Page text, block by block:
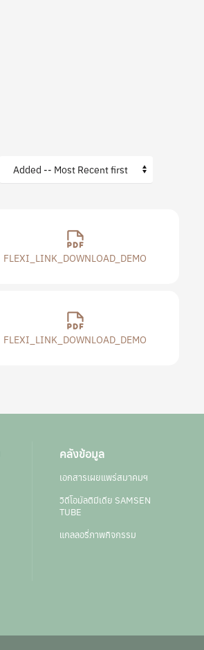
FLEXI_LINK_DOWNLOAD_DEMO
FLEXI_LINK_DOWNLOAD_DEMO
คลังข้อมูล
เอกสารเผยแพร่สมาคมฯ
วิดีโอมัลติมีเดีย SAMSEN
TUBE
แกลลอรี่ภาพกิจกรรม